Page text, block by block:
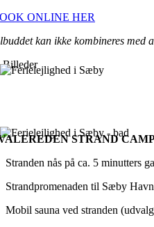
ONLINE HER
kan ikke kombineres med
Billeder
STRAND
Stranden nås på ca. 5 minutters
Strandpromenaden til Sæby
Mobil sauna ved stranden